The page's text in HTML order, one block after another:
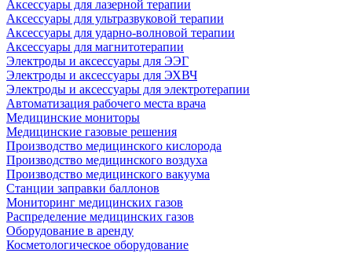
Аксессуары для лазерной терапии
Аксессуары для ультразвуковой терапии
Аксессуары для ударно-волновой терапии
Аксессуары для магнитотерапии
Электроды и аксессуары для ЭЭГ
Электроды и аксессуары для ЭХВЧ
Электроды и аксессуары для электротерапии
Автоматизация рабочего места врача
Медицинские мониторы
Медицинские газовые решения
Производство медицинского кислорода
Производство медицинского воздуха
Производство медицинского вакуума
Станции заправки баллонов
Мониторинг медицинских газов
Распределение медицинских газов
Оборудование в аренду
Косметологическое оборудование